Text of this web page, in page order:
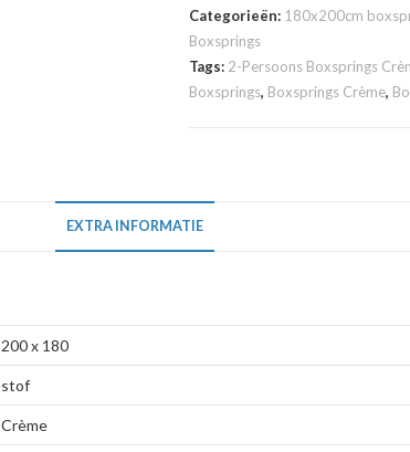
Categorieën: 180x200cm
Boxsprings
Tags: 2-Persoons Boxsprings
Boxsprings, Boxsprings Crème,
EXTRA INFORMATIE
200 x 180
stof
Crème